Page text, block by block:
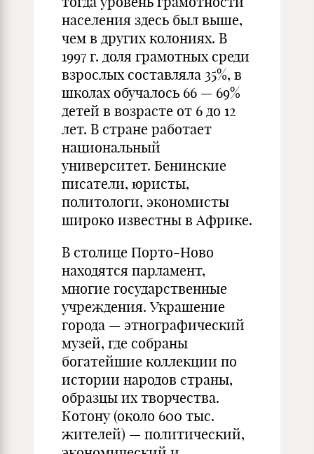
населения здесь был выше,
чем в других колониях. В
1997 г. доля грамотных среди
взрослых составляла 35%, в
школах обучалось 66 — 69%
детей в возрасте от 6 до 12
лет. В стране работает
национальный
университет. Бенинские
писатели, юристы,
политологи, экономисты
широко известны в Африке.
В столице Порто-Ново
находятся парламент,
многие государственные
учреждения. Украшение
города — этнографический
музей, где собраны
богатейшие коллекции по
истории народов страны,
образцы их творчества.
Котону (около 600 тыс.
жителей) — политический,